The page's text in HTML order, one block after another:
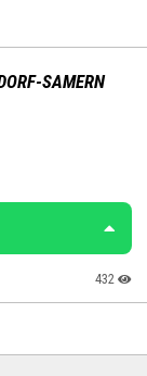
SAMERN
432